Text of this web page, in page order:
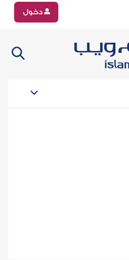
دخول